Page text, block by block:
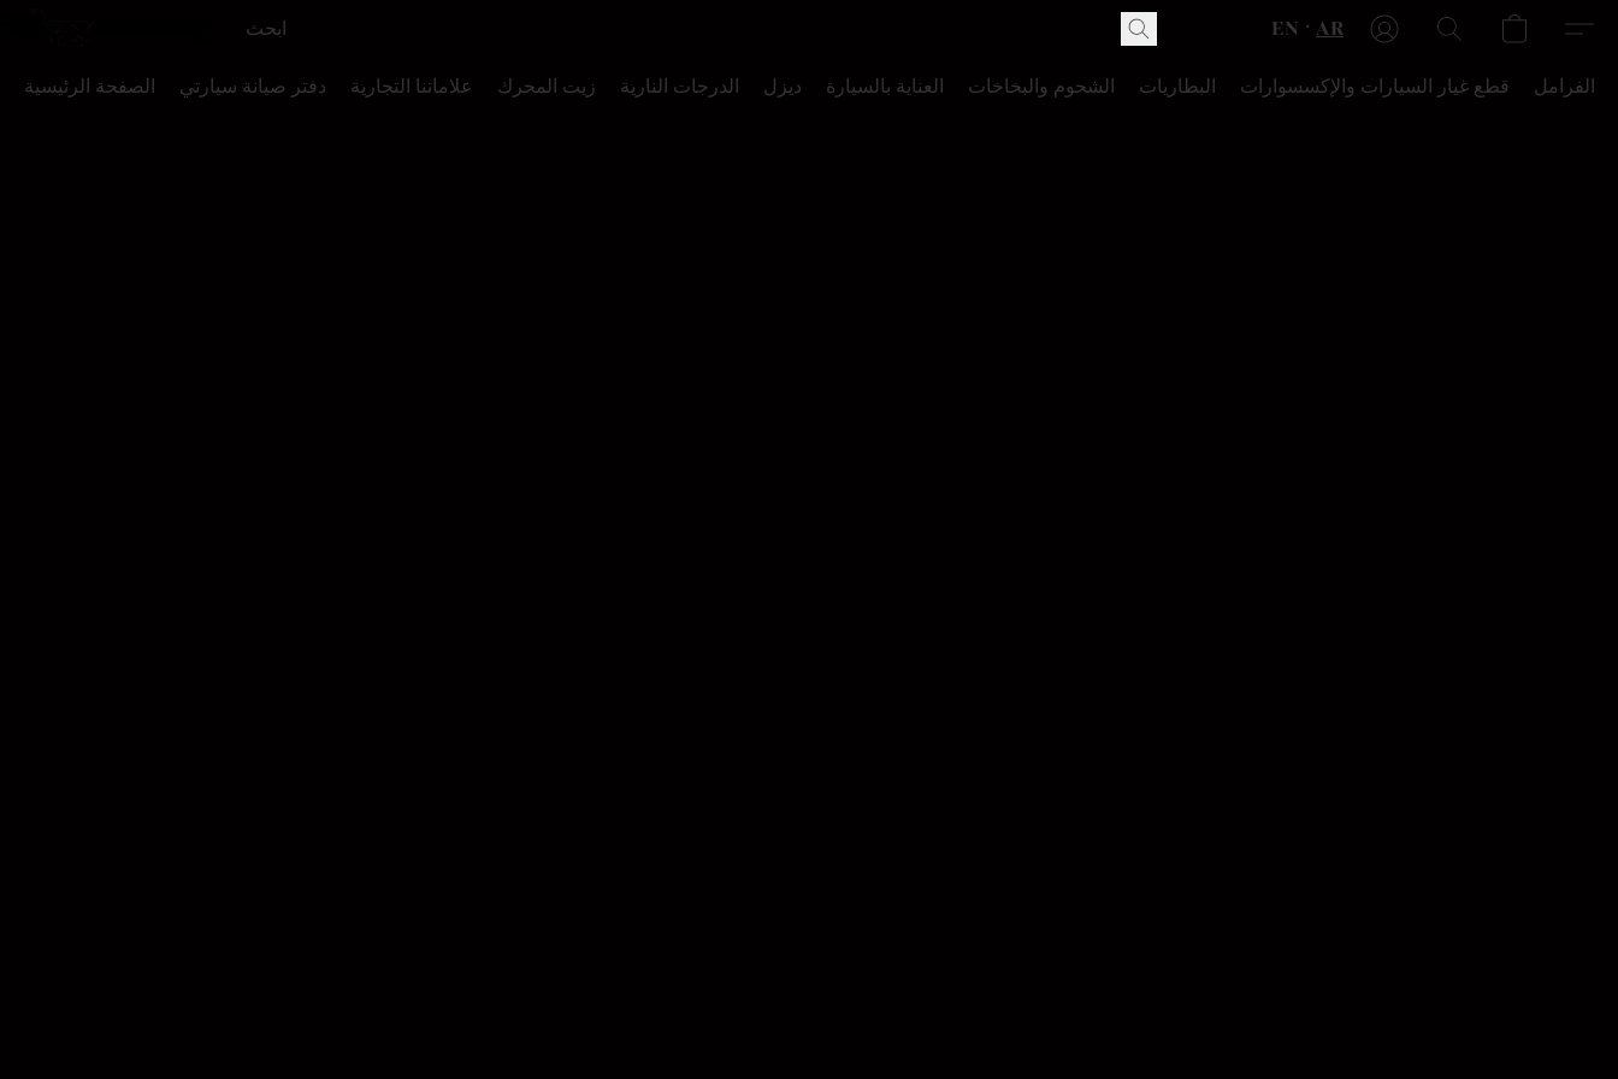
EN AR
الصفحة الرئيسية دفتر صيانة سيارتي علاماتنا التجارية زيت المحرك الدرجات النارية ديزل العناية بالسيارة الشحوم والبخاخات البطاريات قطع غيار السيارات والإكسسوارات الفرامل